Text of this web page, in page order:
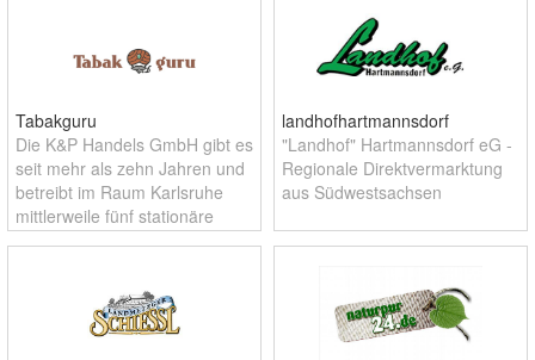
Tabakguru
Die K&P Handels GmbH gibt es
seit mehr als zehn Jahren und
betreibt im Raum Karlsruhe
mittlerweile fünf stationäre
Ladengeschäfte. Im Oktober
Angebotsspektrum um den
Online-Shop www.tab
landhofhartmannsdorf
"Landhof" Hartmannsdorf eG -
Regionale Direktvermarktung
aus Südwestsachsen